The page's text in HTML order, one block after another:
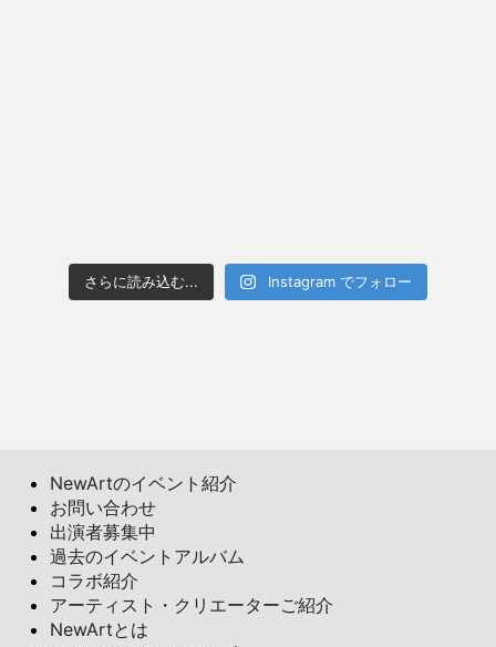
さらに読み込む... Instagram でフォロー
NewArtのイベント紹介
お問い合わせ
出演者募集中
過去のイベントアルバム
コラボ紹介
アーティスト・クリエーターご紹介
NewArtとは